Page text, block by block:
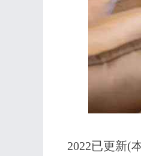
2022已更新(